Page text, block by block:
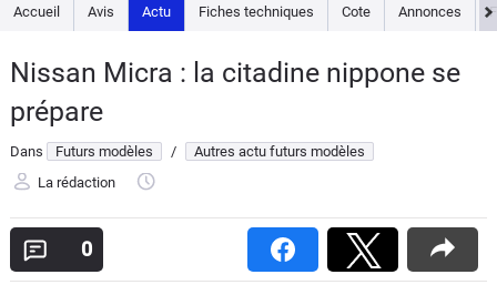
Essais
Guide
d'achat
Electriques
Utilitaires
Accueil Avis Actu Fiches techniques Cote Annonces
Nissan Micra : la citadine nippone se
prépare
Dans Futurs modèles /
Autres actu futurs modèles
La rédaction
0